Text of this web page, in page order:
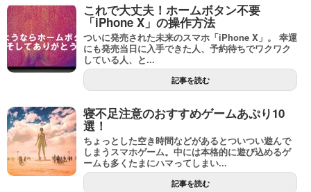
これで大丈夫！ホームボタン不要
「iPhone X」の操作方法
ついに発売された未来のスマホ「iPhone X」。 幸運
にも発売当日に入手できた人、予約待ちでワクワク
している人、と...
記事を読む
寝不足注意のおすすめゲームあぷり10
選！
ちょっとした空き時間などがあるとついつい遊んで
しまうスマホゲーム。中には本格的に遊び込めるゲ
ームも多くたまにハマってしまい...
記事を読む